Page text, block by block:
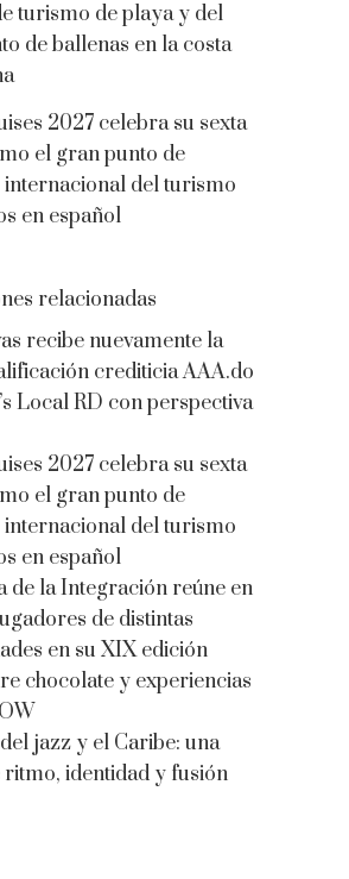
turismo de playa y del
de ballenas en la costa
2027 celebra su sexta
el gran punto de
del turismo
en español
relacionadas
recibe nuevamente la
crediticia AAA.do
Local RD con perspectiva
2027 celebra su sexta
el gran punto de
del turismo
en español
de la Integración reúne en
de distintas
en su XIX edición
chocolate y experiencias
jazz y el Caribe: una
ritmo, identidad y fusión